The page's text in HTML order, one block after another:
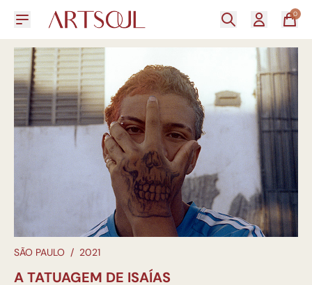
0
SÃO PAULO / 2021
A TATUAGEM DE ISAÍAS